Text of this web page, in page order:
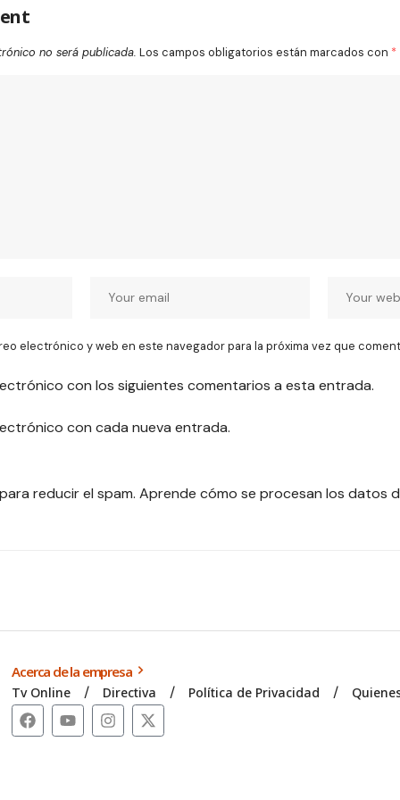
no será publicada. Los campos obligatorios están marcados con *
electrónico y web en este navegador para la próxima vez que
con los siguientes comentarios a esta entrada.
con cada nueva entrada.
reducir el spam. Aprende cómo se procesan los datos
Acerca de la empresa
Tv Online Directiva Política de Privacidad